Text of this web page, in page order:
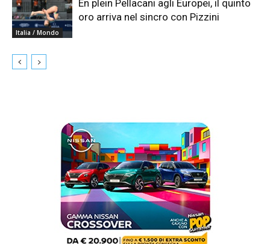
Italia / Mondo
En plein Pellacani agli Europei, il quinto
oro arriva nel sincro con Pizzini